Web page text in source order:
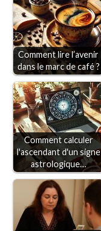
Comment lire l’avenir
dans le marc de café ?
Comment calculer
l'ascendant d'un signe
astrologique…